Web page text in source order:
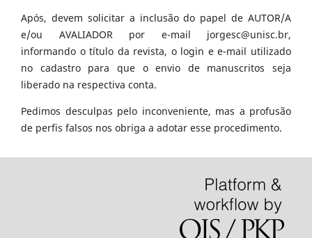
Após, devem solicitar a inclusão do papel de AUTOR/A
e/ou AVALIADOR por e-mail jorgesc@unisc.br,
informando o título da revista, o login e e-mail utilizado
no cadastro para que o envio de manuscritos seja
liberado na respectiva conta.
Pedimos desculpas pelo inconveniente, mas a profusão
de perfis falsos nos obriga a adotar esse procedimento.